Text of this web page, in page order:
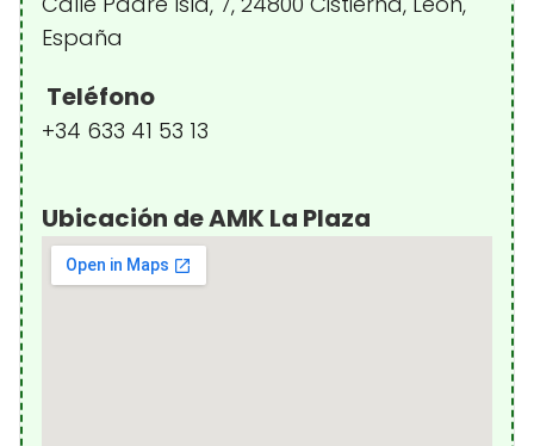
España
Teléfono
+34 633 41 53 13
Ubicación de AMK La Plaza